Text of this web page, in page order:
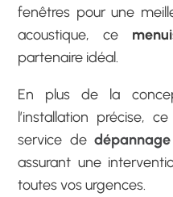
fenêtres pour une
acoustique, ce
partenaire idéal.
En plus de la
l’installation précise,
service de
assurant une
toutes vos urgences.